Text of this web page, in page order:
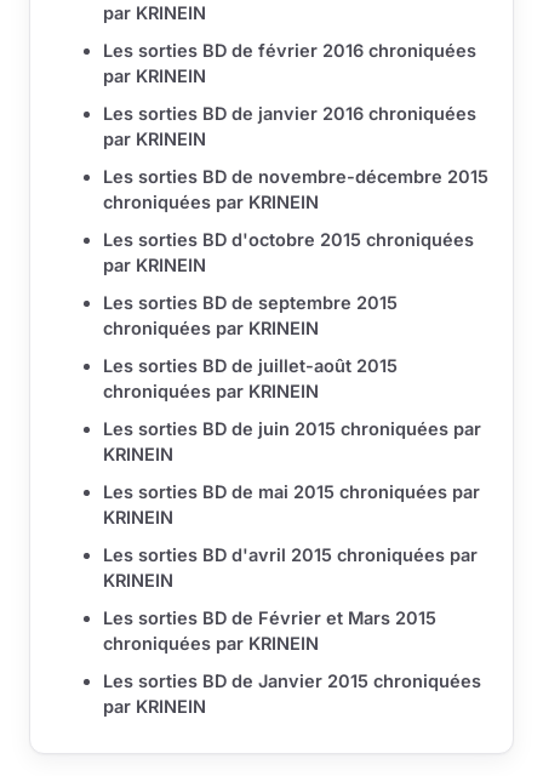
par KRINEIN
Les sorties BD de février 2016 chroniquées
par KRINEIN
Les sorties BD de janvier 2016 chroniquées
par KRINEIN
Les sorties BD de novembre-décembre 2015
chroniquées par KRINEIN
Les sorties BD d'octobre 2015 chroniquées
par KRINEIN
Les sorties BD de septembre 2015
chroniquées par KRINEIN
Les sorties BD de juillet-août 2015
chroniquées par KRINEIN
Les sorties BD de juin 2015 chroniquées par
KRINEIN
Les sorties BD de mai 2015 chroniquées par
KRINEIN
Les sorties BD d'avril 2015 chroniquées par
KRINEIN
Les sorties BD de Février et Mars 2015
chroniquées par KRINEIN
Les sorties BD de Janvier 2015 chroniquées
par KRINEIN